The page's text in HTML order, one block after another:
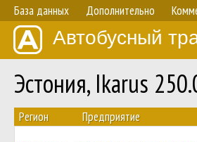
База данных Дополнительно
Автобусный
Эстония, Ikarus
Регион Предприятие